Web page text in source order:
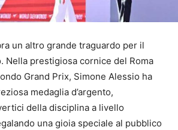
un altro grande traguardo per il
Nella prestigiosa cornice del Roma
Grand Prix, Simone Alessio ha
medaglia d’argento,
della disciplina a livello
una gioia speciale al pubblico